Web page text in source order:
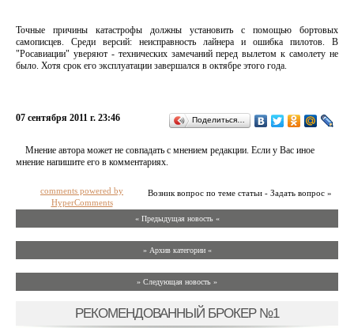
Точные причины катастрофы должны установить с помощью бортовых
самописцев. Среди версий: неисправность лайнера и ошибка пилотов. В
"Росавиации" уверяют - технических замечаний перед вылетом к самолету не
было. Хотя срок его эксплуатации завершался в октябре этого года.
07 сентября 2011 г. 23:46 Поделиться…
Мнение автора может не совпадать с мнением редакции. Если у Вас иное
мнение напишите его в комментариях.
Возник вопрос по теме статьи - Задать вопрос »
comments powered by
HyperComments
« Предыдущая новость «
» Архив категории «
» Следующая новость »
РЕКОМЕНДОВАННЫЙ БРОКЕР №1